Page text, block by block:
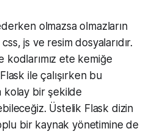
olmazsa olmazların
js ve resim dosyalarıdır.
kodlarımız ete kemiğe
ile çalışırken bu
kolay bir şekilde
Üstelik Flask dizin
bir kaynak yönetimine de